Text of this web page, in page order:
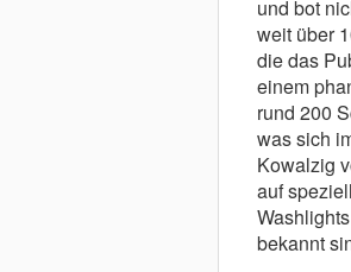
und bot
weit über
die das
einem
rund 200
was sich
Kowalzig
auf
bekannt